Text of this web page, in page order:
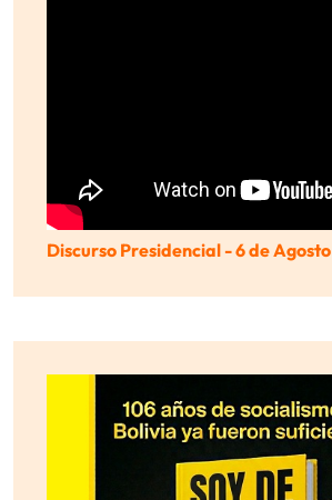
Discurso Presidencial - 6 de Agosto